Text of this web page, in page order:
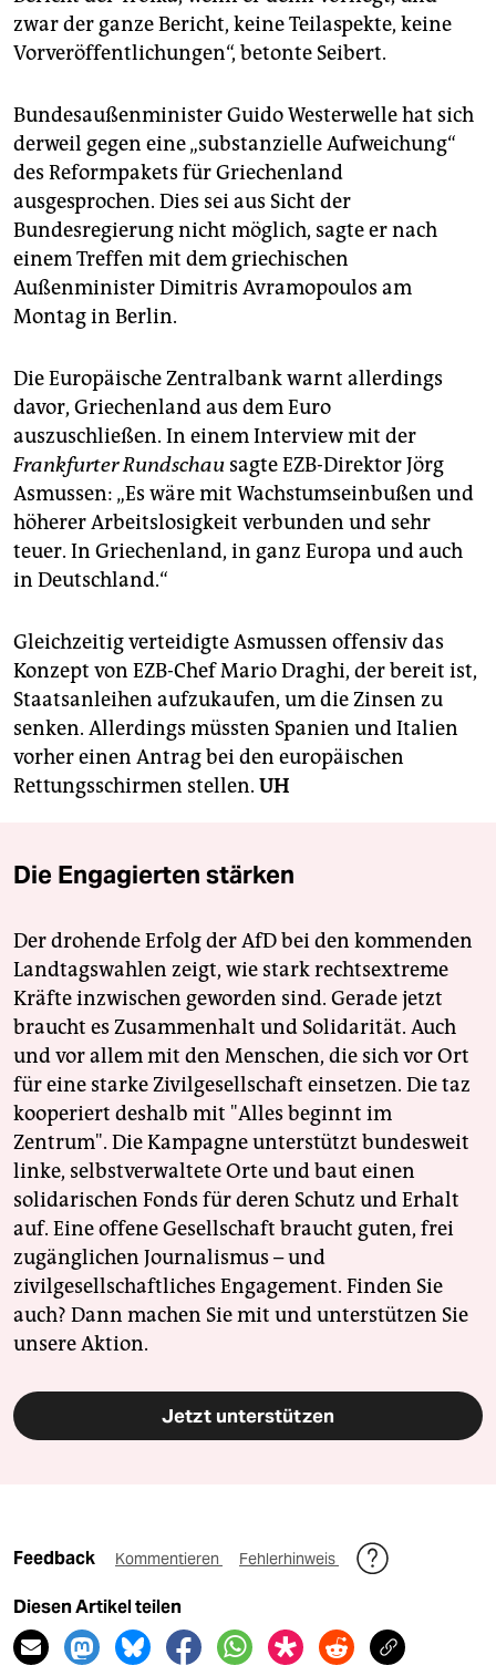
zwar der ganze Bericht, keine Teilaspekte, keine
Vorveröffentlichungen“, betonte Seibert.
Bundesaußenminister Guido Westerwelle hat sich
derweil gegen eine „substanzielle Aufweichung“
des Reformpakets für Griechenland
ausgesprochen. Dies sei aus Sicht der
Bundesregierung nicht möglich, sagte er nach
einem Treffen mit dem griechischen
Außenminister Dimitris Avramopoulos am
Montag in Berlin.
Die Europäische Zentralbank warnt allerdings
davor, Griechenland aus dem Euro
auszuschließen. In einem Interview mit der
Frankfurter Rundschau sagte EZB-Direktor Jörg
Asmussen: „Es wäre mit Wachstumseinbußen und
höherer Arbeitslosigkeit verbunden und sehr
teuer. In Griechenland, in ganz Europa und auch
in Deutschland.“
Gleichzeitig verteidigte Asmussen offensiv das
Konzept von EZB-Chef Mario Draghi, der bereit ist,
Staatsanleihen aufzukaufen, um die Zinsen zu
senken. Allerdings müssten Spanien und Italien
vorher einen Antrag bei den europäischen
Rettungsschirmen stellen. UH
Die Engagierten stärken
Der drohende Erfolg der AfD bei den kommenden
Landtagswahlen zeigt, wie stark rechtsextreme
Kräfte inzwischen geworden sind. Gerade jetzt
braucht es Zusammenhalt und Solidarität. Auch
und vor allem mit den Menschen, die sich vor Ort
für eine starke Zivilgesellschaft einsetzen. Die taz
kooperiert deshalb mit "Alles beginnt im
Zentrum". Die Kampagne unterstützt bundesweit
linke, selbstverwaltete Orte und baut einen
solidarischen Fonds für deren Schutz und Erhalt
auf. Eine offene Gesellschaft braucht guten, frei
zugänglichen Journalismus – und
zivilgesellschaftliches Engagement. Finden Sie
auch? Dann machen Sie mit und unterstützen Sie
unsere Aktion.
Jetzt unterstützen
Feedback Kommentieren Fehlerhinweis
Diesen Artikel teilen